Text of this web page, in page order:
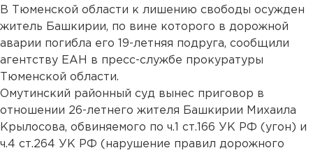
В Тюменской области к лишению свободы осужден
житель Башкирии, по вине которого в дорожной
аварии погибла его 19-летняя подруга, сообщили
агентству ЕАН в пресс-службе прокуратуры
Тюменской области.
Омутинский районный суд вынес приговор в
отношении 26-летнего жителя Башкирии Михаила
Крылосова, обвиняемого по ч.1 ст.166 УК РФ (угон) и
ч.4 ст.264 УК РФ (нарушение правил дорожного